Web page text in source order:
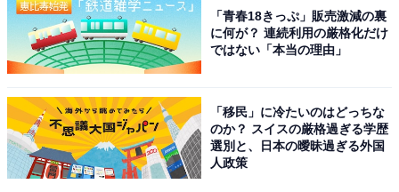
夏海から背伸びでの身長差キスシーンで美しいラ
スト
プルにとって最良と思われる結末を迎えた最終回。
これまで主役カップルの障害となっていた匠や創一、皐
月が手のひらを返したように身を引いて大団円へという
「青春18きっぷ」販売激減の裏
に何が？ 連続利用の厳格化だけ
ではない「本当の理由」
「移民」に冷たいのはどっちな
のか？ スイスの厳格過ぎる学歴
選別と、日本の曖昧過ぎる外国
人政策